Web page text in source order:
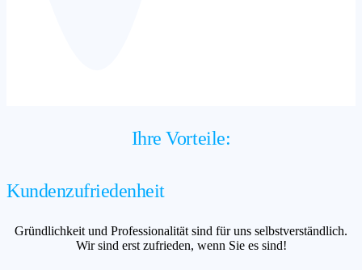
Ihre Vorteile:
Kundenzufriedenheit
Gründlichkeit und Professionalität sind für uns selbstverständlich.
Wir sind erst zufrieden, wenn Sie es sind!